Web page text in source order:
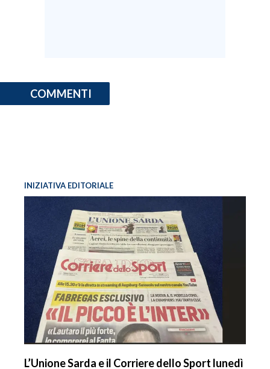
COMMENTI
INIZIATIVA EDITORIALE
L’Unione Sarda e il Corriere dello Sport lunedì